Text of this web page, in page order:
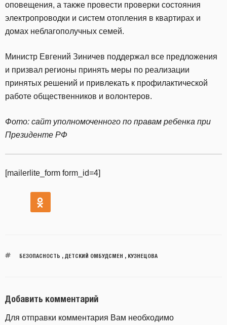
оповещения, а также провести проверки состояния
электропроводки и систем отопления в квартирах и
домах неблагополучных семей.
Министр Евгений Зиничев поддержал все предложения
и призвал регионы принять меры по реализации
принятых решений и привлекать к профилактической
работе общественников и волонтеров.
Фото: сайт уполномоченного по правам ребенка при
Президенте РФ
[mailerlite_form form_id=4]
БЕЗОПАСНОСТЬ , ДЕТСКИЙ ОМБУДСМЕН , КУЗНЕЦОВА
Добавить комментарий
Для отправки комментария Вам необходимо